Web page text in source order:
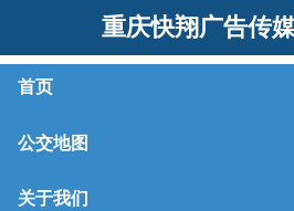
重庆快翔广告传
首页
公交地图
关于我们